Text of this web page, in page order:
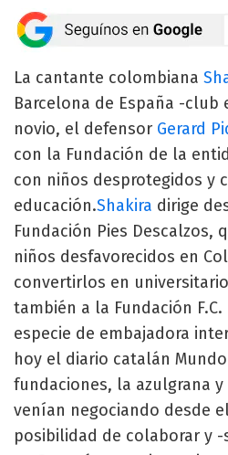
La cantante colombiana
Barcelona de España -club
novio, el defensor Gerard
con la Fundación de la
con niños desprotegidos y
educación.Shakira dirige
Fundación Pies Descalzos,
niños desfavorecidos en
convertirlos en
también a la Fundación
especie de embajadora
hoy el diario catalán
fundaciones, la azulgrana y
venían negociando desde
posibilidad de colaborar y